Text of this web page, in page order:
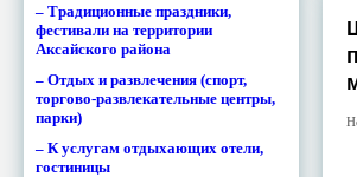
– Традиционные праздники,
фестивали на территории
Аксайского района
– Отдых и развлечения (спорт,
торгово-развлекательные центры,
парки)
– К услугам отдыхающих отели,
гостиницы